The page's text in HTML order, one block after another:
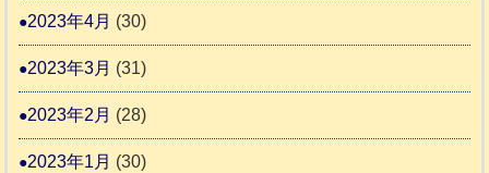
2023年4月 (30)
2023年3月 (31)
2023年2月 (28)
2023年1月 (30)